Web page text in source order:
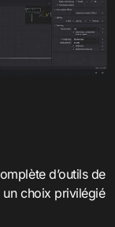
d’outils de
un choix privilégié